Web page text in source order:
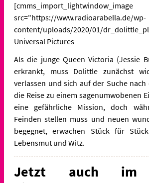
[cmms_import_lightwindow_image
src="https://www.radioarabella.de/wp-
content/uploads/2020/01/
Universal Pictures
Als die junge Queen Victoria (Jessie
erkrankt, muss Dolittle zunächst
verlassen und sich auf der Suche
die Reise zu einem sagenumwobenen
eine gefährliche Mission, doch
Feinden stellen muss und neuen
begegnet, erwachen Stück für
Lebensmut und Witz.
Jetzt auch im